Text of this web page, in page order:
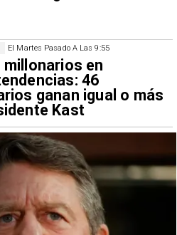
El Martes Pasado A Las 9:55
millonarios en
46
ganan igual o más
Kast